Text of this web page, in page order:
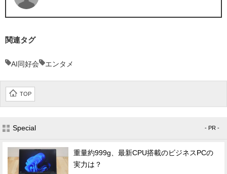
関連タグ
AI同好会 エンタメ
TOP
Special - PR -
重量約999g、最新CPU搭載のビジネスPCの
実力は？